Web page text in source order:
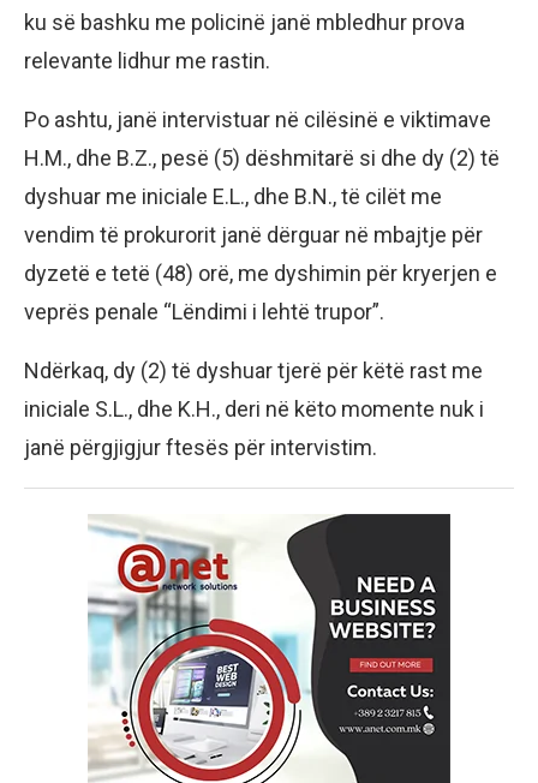
ku së bashku me policinë janë mbledhur prova
relevante lidhur me rastin.
Po ashtu, janë intervistuar në cilësinë e viktimave
H.M., dhe B.Z., pesë (5) dëshmitarë si dhe dy (2) të
dyshuar me iniciale E.L., dhe B.N., të cilët me
vendim të prokurorit janë dërguar në mbajtje për
dyzetë e tetë (48) orë, me dyshimin për kryerjen e
veprës penale “Lëndimi i lehtë trupor”.
Ndërkaq, dy (2) të dyshuar tjerë për këtë rast me
iniciale S.L., dhe K.H., deri në këto momente nuk i
janë përgjigjur ftesës për intervistim.